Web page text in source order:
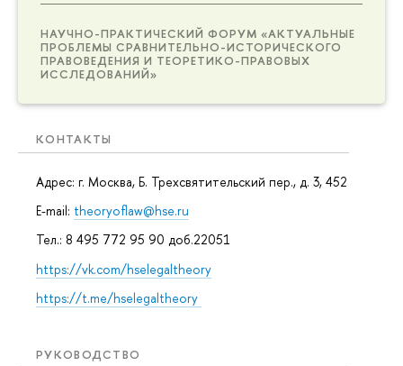
НАУЧНО-ПРАКТИЧЕСКИЙ ФОРУМ «АКТУАЛЬНЫЕ
ПРОБЛЕМЫ СРАВНИТЕЛЬНО-ИСТОРИЧЕСКОГО
ПРАВОВЕДЕНИЯ И ТЕОРЕТИКО-ПРАВОВЫХ
ИССЛЕДОВАНИЙ»
КОНТАКТЫ
Адрес: г. Москва, Б. Трехсвятительский пер., д. 3, 452
E-mail: theoryoflaw@hse.ru
Тел.: 8 495 772 95 90 доб.22051
https://vk.com/hselegaltheory
https://t.me/hselegaltheory
РУКОВОДСТВО